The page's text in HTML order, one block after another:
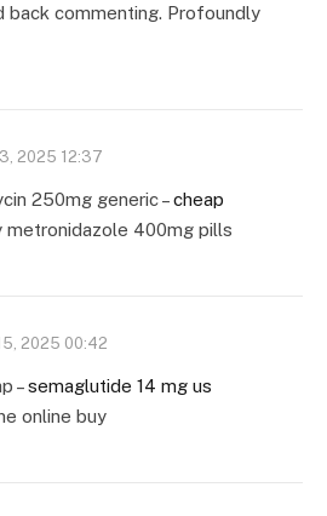
back commenting. Profoundly
2025 12:37
250mg generic –cheap
metronidazole 400mg pills
2025 00:42
–semaglutide 14 mg us
online buy